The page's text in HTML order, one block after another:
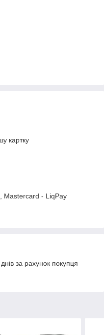
картку
Mastercard - LiqPay
за рахунок покупця